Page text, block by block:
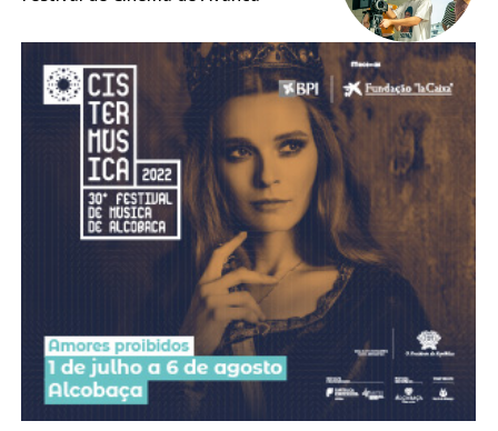
Acesso ao conteúdo online
Acesso aos conteúdos Exclusivos para
assinantes
Ofertas para assinatura anual
Escolha o plano